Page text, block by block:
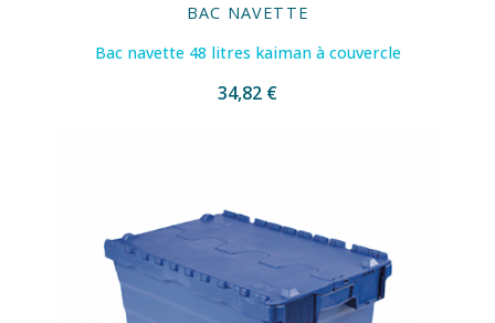
BAC NAVETTE
Bac navette 48 litres kaiman à couvercle
34,82 €